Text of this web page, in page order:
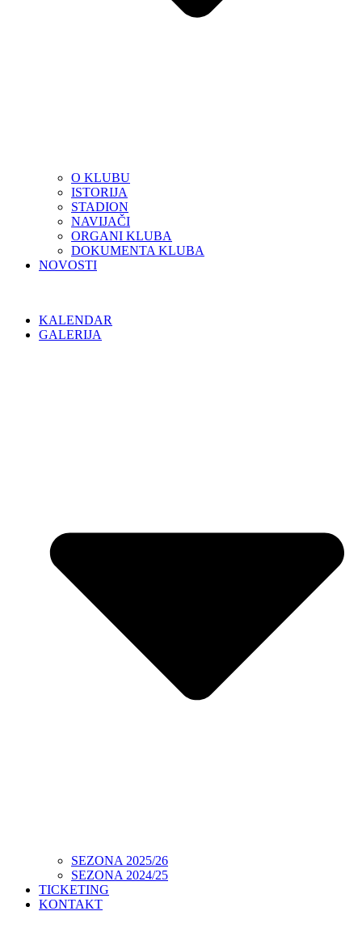
O KLUBU
ISTORIJA
STADION
NAVIJAČI
ORGANI KLUBA
DOKUMENTA KLUBA
NOVOSTI
KALENDAR
GALERIJA
SEZONA 2025/26
SEZONA 2024/25
TICKETING
KONTAKT